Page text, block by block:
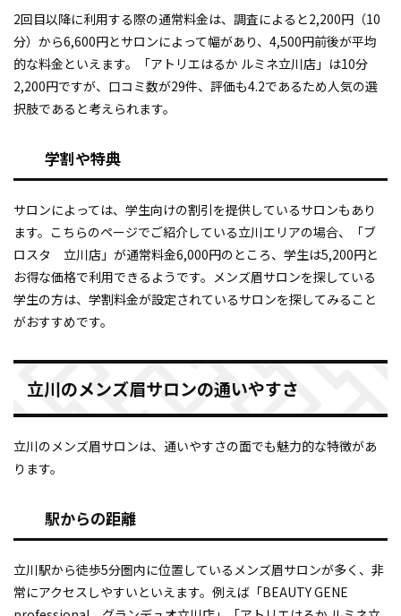
2回目以降に利用する際の通常料金は、調査によると2,200円（10
分）から6,600円とサロンによって幅があり、4,500円前後が平均
的な料金といえます。「アトリエはるか ルミネ立川店」は10分
2,200円ですが、口コミ数が29件、評価も4.2であるため人気の選
択肢であると考えられます。
学割や特典
サロンによっては、学生向けの割引を提供しているサロンもあり
ます。こちらのページでご紹介している立川エリアの場合、「ブ
ロスタ 立川店」が通常料金6,000円のところ、学生は5,200円と
お得な価格で利用できるようです。メンズ眉サロンを探している
学生の方は、学割料金が設定されているサロンを探してみること
がおすすめです。
立川のメンズ眉サロンの通いやすさ
立川のメンズ眉サロンは、通いやすさの面でも魅力的な特徴があ
ります。
駅からの距離
立川駅から徒歩5分圏内に位置しているメンズ眉サロンが多く、非
常にアクセスしやすいといえます。例えば「BEAUTY GENE